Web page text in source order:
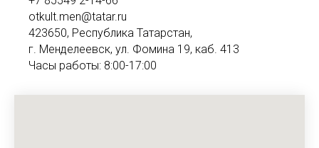
otkult.men@tatar.ru
423650, Республика Татарстан,
г. Менделеевск, ул. Фомина 19, каб. 413
Часы работы: 8:00-17:00